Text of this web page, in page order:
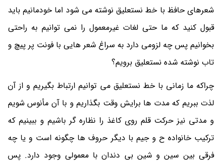
شعرهای حافظ با خط نستعلیق نوشته می شود اما خودمانیم باید
قبول کنید که ما حتی لغات غیرمعمول را نمی توانیم به راحتی
بخوانیم پس چه لزومی دارد به سراغ شعر هایی با فونت پر پیچ و
تاب نوشته شده نستعلیق برویم؟
چراکه ما زمانی با خط نستعلیق می توانیم ارتباط بگیریم و از آن
لذت ببریم که مدت ها برایش وقت بگذاریم و با آن مأنوس شویم
و مدتی نیز حرکت قلم روی کاغذ را نظاره گر باشیم و ببینیم که
ترکیب خانواده ح و جیم با دیگر حروف ها چگونه است و یا چه
فرقی بین سین و شین بی دندان با معمولی وجود دارد. پس